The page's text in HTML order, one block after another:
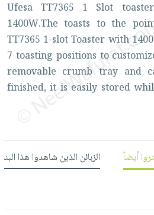
Ufesa TT7365 1 Slot toaster
1400W.Thetoasts tothe
TT7365 1-slotToaster with
7 toasting positions to
removable crumbtray and
finished,it is easily stored
أيضاً الزبائن الذين شاهدوا هذا